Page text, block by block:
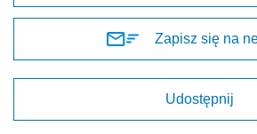
Zapisz się na
Udostępnij